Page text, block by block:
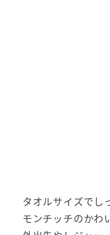
タオルサイズでし
モンチッチのかわ